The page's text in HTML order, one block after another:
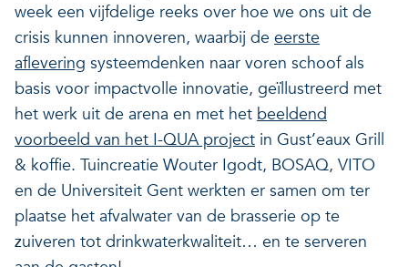
week een vijfdelige reeks over hoe we ons uit de
crisis kunnen innoveren, waarbij de eerste
aflevering systeemdenken naar voren schoof als
basis voor impactvolle innovatie, geïllustreerd met
het werk uit de arena en met het beeldend
voorbeeld van het I-QUA project in Gust’eaux Grill
& koffie. Tuincreatie Wouter Igodt, BOSAQ, VITO
en de Universiteit Gent werkten er samen om ter
plaatse het afvalwater van de brasserie op te
zuiveren tot drinkwaterkwaliteit… en te serveren